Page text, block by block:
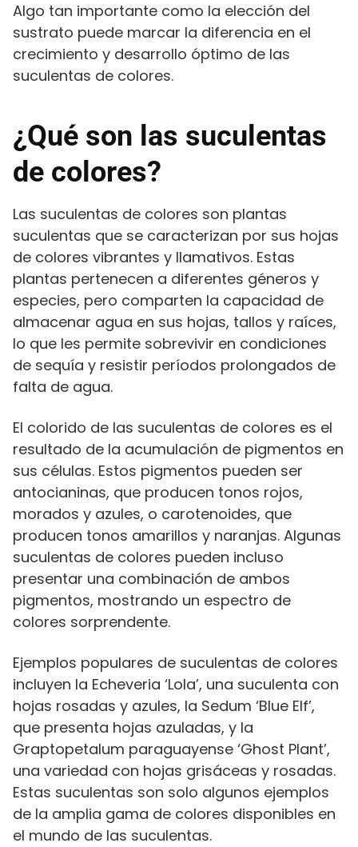
Algo tan importante como la elección del
sustrato puede marcar la diferencia en el
crecimiento y desarrollo óptimo de las
suculentas de colores.
¿Qué son las suculentas
de colores?
Las suculentas de colores son plantas
suculentas que se caracterizan por sus hojas
de colores vibrantes y llamativos. Estas
plantas pertenecen a diferentes géneros y
especies, pero comparten la capacidad de
almacenar agua en sus hojas, tallos y raíces,
lo que les permite sobrevivir en condiciones
de sequía y resistir períodos prolongados de
falta de agua.
El colorido de las suculentas de colores es el
resultado de la acumulación de pigmentos en
sus células. Estos pigmentos pueden ser
antocianinas, que producen tonos rojos,
morados y azules, o carotenoides, que
producen tonos amarillos y naranjas. Algunas
suculentas de colores pueden incluso
presentar una combinación de ambos
pigmentos, mostrando un espectro de
colores sorprendente.
Ejemplos populares de suculentas de colores
incluyen la Echeveria ‘Lola’, una suculenta con
hojas rosadas y azules, la Sedum ‘Blue Elf’,
que presenta hojas azuladas, y la
Graptopetalum paraguayense ‘Ghost Plant’,
una variedad con hojas grisáceas y rosadas.
Estas suculentas son solo algunos ejemplos
de la amplia gama de colores disponibles en
el mundo de las suculentas.